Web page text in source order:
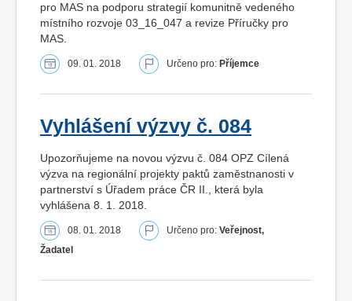
pro MAS na podporu strategií komunitně vedeného
místního rozvoje 03_16_047 a revize Příručky pro
MAS.
09. 01. 2018 Určeno pro: Příjemce
Vyhlášení výzvy č. 084
Upozorňujeme na novou výzvu č. 084 OPZ Cílená
výzva na regionální projekty paktů zaměstnanosti v
partnerství s Úřadem práce ČR II., která byla
vyhlášena 8. 1. 2018.
08. 01. 2018 Určeno pro: Veřejnost,
Žadatel